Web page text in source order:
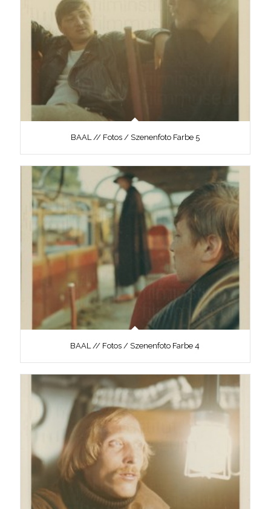
BAAL // Fotos / Szenenfoto Farbe 5
BAAL // Fotos / Szenenfoto Farbe 4